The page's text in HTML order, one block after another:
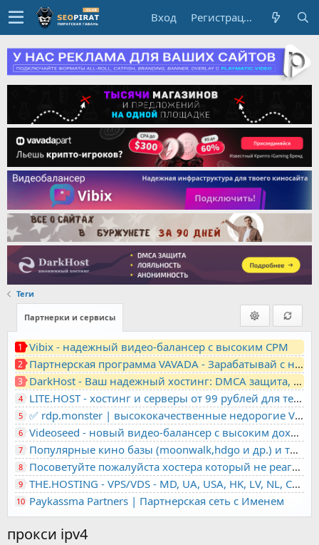
Вход Регистрация
Теги
Партнерки и сервисы
1 Vibix - надежный видео-балансер с высоким CPM
2 Партнерская программа VAVADA - Зарабатывай с нами!
3 DarkHost - Ваш надежный хостинг: DMCA защита, лояльность, анонимность
4 LITE.HOST - хостинг и серверы от 99 рублей для тех, кто любит не переплачивать. Доступ по SSH, поддержка PHP, GIT, COMPOSER, сертификаты Let's Encrypt
5 ✅ rdp.monster | высококачественные недорогие VPS, RDP - выделенные серверы
6 Videoseed - новый видео-балансер с высоким доходом
7 Популярные кино базы (moonwalk,hdgo и др.) и торренты в одном плеере для вашего сайта
8 Посоветуйте пожалуйста хостера который не реагирует на ркн
9 THE.HOSTING - VPS/VDS - MD, UA, USA, HK, LV, NL, CA, DE, SK, CZE, GB, IL, TR, PL, BG, RO, IT, FL, HU, PT.
10 Paykassma Partners | Партнерская сеть с Именем
прокси ipv4